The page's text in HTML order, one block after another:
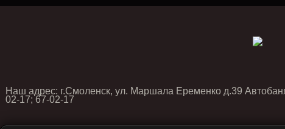
Наш адрес: г.Смоленск, ул. Маршала Еременко д.39
02-17; 67-02-17